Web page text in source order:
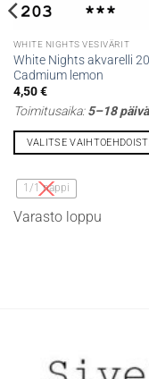
WHITE NIGHTS VESIVÄRIT
White Nights akvarelli
Cadmium lemon
4,50€
Toimitusaika:5–18
VALITSE
tuotteella
on
useampi
1/1 nappi
Varasto loppu